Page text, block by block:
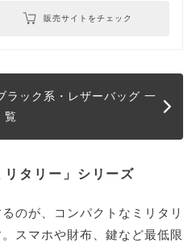
販売サイトをチェック
ラック系・レザーバッグ 一
覧
リタリー」シリーズ
のが、コンパクトなミリタリ
スマホや財布、鍵など最低限